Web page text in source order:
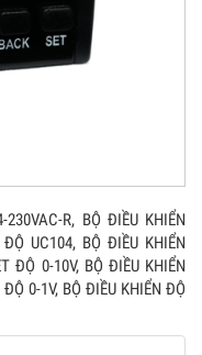
R, BỘ ĐIỀU KHIỂN
UC104, BỘ ĐIỀU KHIỂN
ĐỘ 0-10V, BỘ ĐIỀU KHIỂN
0-1V, BỘ ĐIỀU KHIỂN ĐỘ